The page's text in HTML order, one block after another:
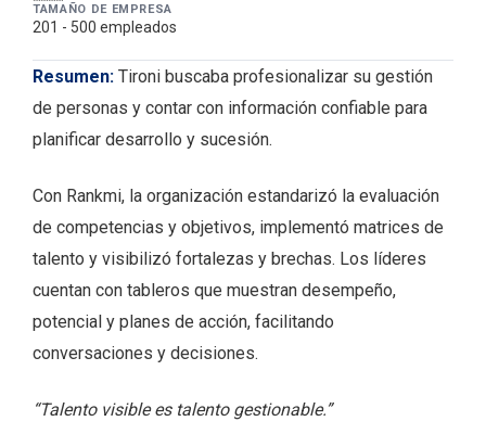
TAMAÑO DE EMPRESA
201 - 500 empleados
Descripción y
Resumen:Tironi buscaba profesionalizar su gestión
de personas y contar con información confiable para
planificar desarrollo y sucesión.
Con Rankmi, la organización estandarizó la evaluación
de competencias y objetivos, implementó matrices de
talento y visibilizó fortalezas y brechas. Los líderes
cuentan con tableros que muestran desempeño,
potencial y planes de acción, facilitando
conversaciones y decisiones.
“Talento visible es talento gestionable.”